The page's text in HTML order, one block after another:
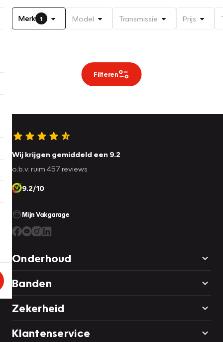
Merk 1 Model Transmissie Prijs
Filteren
Wij krijgen gemiddeld een 9.2
o.b.v. ruim 457 reviews
9.2/10
Mijn Vakgarage
Onderhoud
Banden
Zekerheid
Klantenservice